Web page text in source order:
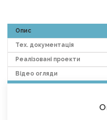
Опис
Тех. документація
Реалізовані проекти
Відео огляди